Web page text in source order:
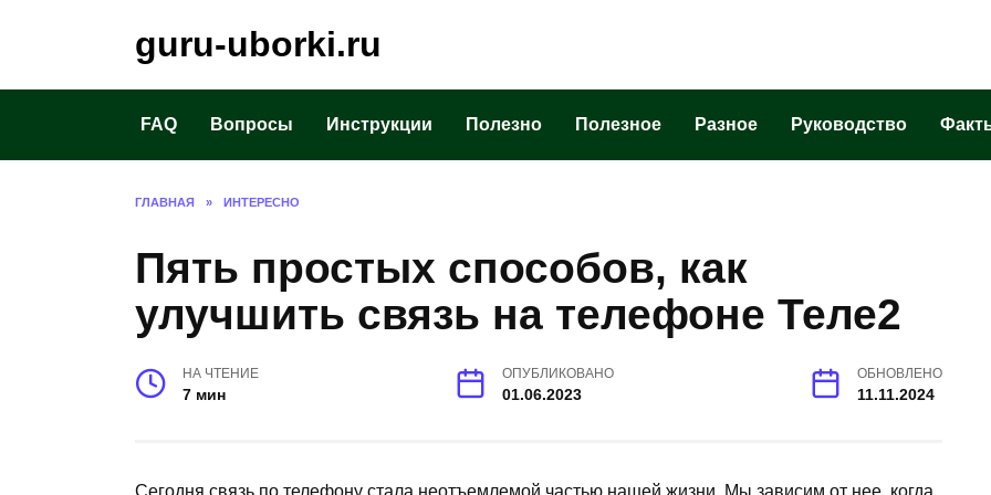
guru-uborki.ru
FAQ Вопросы Инструкции Полезно Полезное Разное Руководство
ГЛАВНАЯ » ИНТЕРЕСНО
Пять простых способов, как
улучшить связь на телефоне Теле2
НА ЧТЕНИЕ
7 мин
ОПУБЛИКОВАНО
01.06.2023
ОБНОВЛЕНО
11.11.2024